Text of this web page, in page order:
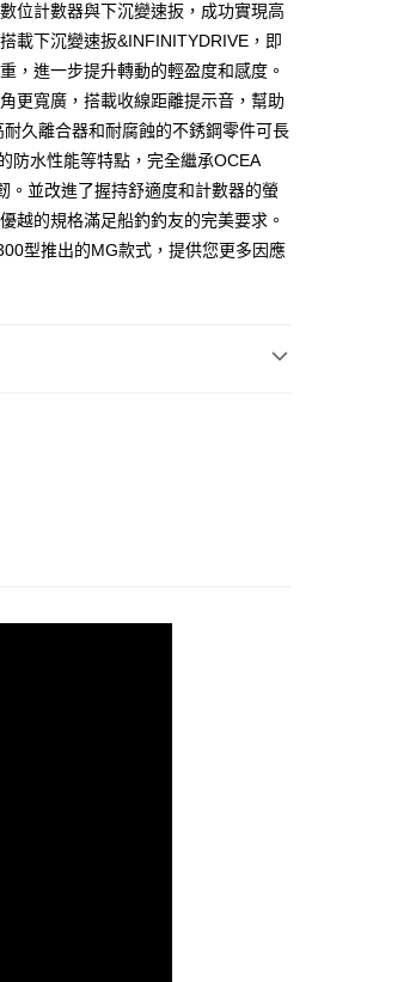
含以上)免運費
含以上)免運費
位計數器與下沉變速扳，成功實現高
載下沉變速扳&INFINITYDRIVE，即
，進一步提升轉動的輕盈度和感度。
更寬廣，搭載收線距離提示音，幫助
久離合器和耐腐蝕的不銹鋼零件可長
防水性能等特點，完全繼承OCEA
。並改進了握持舒適度和計數器的螢
越的規格滿足船釣釣友的完美要求。
型推出的MG款式，提供您更多因應